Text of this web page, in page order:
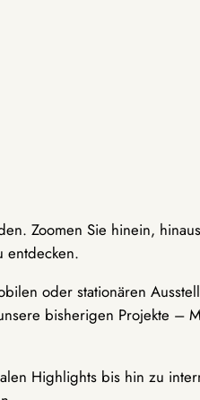
Zoomen Sie hinein,
entdecken.
oder stationären
bisherigen Projekte –
Highlights bis hin zu